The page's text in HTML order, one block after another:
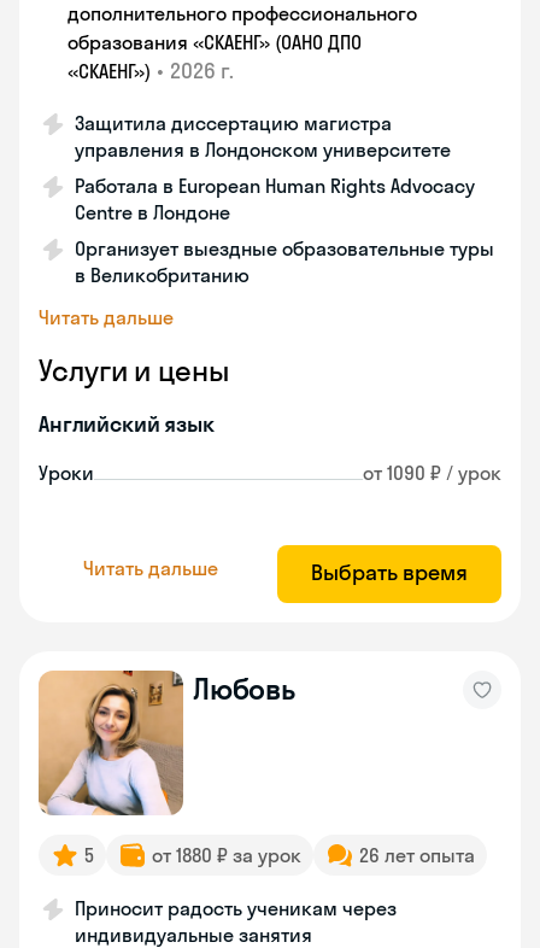
дополнительного профессионального
образования «СКАЕНГ» (ОАНО ДПО
«СКАЕНГ») • 2026 г.
Защитила диссертацию магистра
управления в Лондонском университете
Работала в European Human Rights Advocacy
Centre в Лондоне
Организует выездные образовательные туры
в Великобританию
Читать дальше
Услуги и цены
Английский язык
Уроки от 1090 ₽ / урок
Читать дальше Выбрать время
Любовь
5 от 1880 ₽ за урок 26 лет опыта
Приносит радость ученикам через
индивидуальные занятия